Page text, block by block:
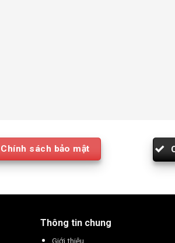
Chính sách bảo mật
Thông tin chung
Giới thiệu